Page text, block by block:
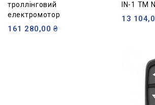
троллінговий
електромотор
161 280,00 ₴
IN-1 TM
13